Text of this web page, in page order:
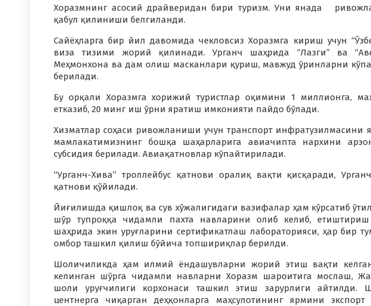
Хоразмнинг асосий драйверидан бири туризм. Уни янада
қабул қилиниши белгиланди.
Сайёҳларга бир йил давомида чекловсиз Хоразмга кириш учун
виза тизими жорий қилинади. Урганч шаҳрида “Лазги” ва
Меҳмонхона ва дам олиш масканлари қуриш, мавжуд ўринларни
берилади.
Бу орқали Хоразмга хорижий туристлар оқимини 1 миллионга,
етказиб, 20 минг иш ўрни яратиш имконияти пайдо бўлади.
Хизматлар соҳаси ривожланиши учун транспорт инфратузилмасини
мамлакатимизнинг бошқа шаҳарларига авиачипта нархини
субсидия берилади. Авиақатновлар кўпайтирилади.
“Урганч-Хива” троллейбус қатнови оралиқ вақти қисқаради,
қатнови қўйилади.
Йиғилишда қишлоқ ва сув хўжалигидаги вазифалар ҳам кўрсатиб
шўр тупроққа чидамли пахта навларини олиб келиб, етиштириш
шаҳрида экин уруғларини сертификатлаш лабораторияси, ҳар бир
омбор ташкил қилиш бўйича топшириқлар берилди.
Шоличиликда ҳам илмий ёндашувларни жорий этиш вақти
келинган шўрга чидамли навларни Хоразм шароитига мослаш,
шоли уруғчилиги корхонаси ташкил этиш зарурлиги айтилди.
центнерга чиқарган деҳқонларга маҳсулотининг ярмини